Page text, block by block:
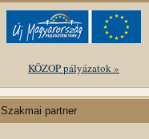
KÖZOP pályázatok »
Szakmai partner